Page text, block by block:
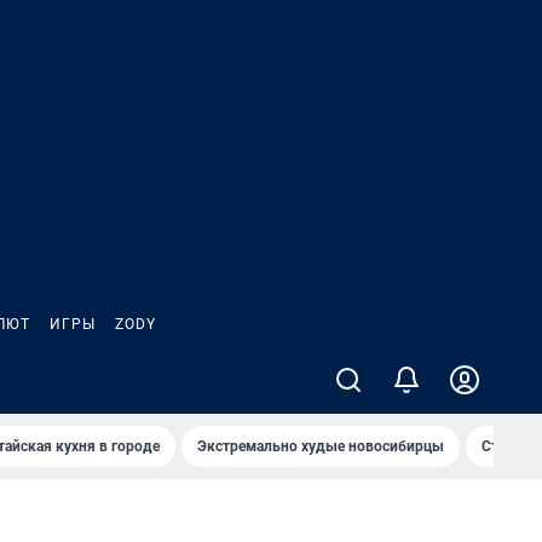
ИГРЫ ZODY
кухня в городе Экстремально худые новосибирцы Старт